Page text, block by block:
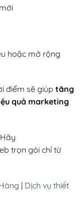
hoặc mở rộng
điểm sẽ giúp tăng
quả marketing
trọn gói chỉ từ
| Dịch vụ thiết